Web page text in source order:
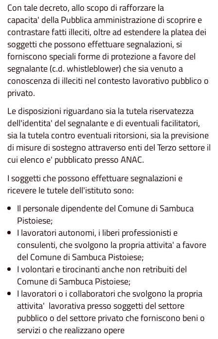
Con tale decreto, allo scopo di rafforzare la
capacita' della Pubblica amministrazione di scoprire e
contrastare fatti illeciti, oltre ad estendere la platea dei
soggetti che possono effettuare segnalazioni, si
forniscono speciali forme di protezione a favore del
segnalante (c.d. whistleblower) che sia venuto a
conoscenza di illeciti nel contesto lavorativo pubblico o
privato.
Le disposizioni riguardano sia la tutela riservatezza
dell'identita' del segnalante e di eventuali facilitatori,
sia la tutela contro eventuali ritorsioni, sia la previsione
di misure di sostegno attraverso enti del Terzo settore il
cui elenco e' pubblicato presso ANAC.
I soggetti che possono effettuare segnalazioni e
ricevere le tutele dell'istituto sono:
Il personale dipendente del Comune di Sambuca
Pistoiese;
I lavoratori autonomi, i liberi professionisti e
consulenti, che svolgono la propria attivita' a favore
del Comune di Sambuca Pistoiese;
I volontari e tirocinanti anche non retribuiti del
Comune di Sambuca Pistoiese;
I lavoratori o i collaboratori che svolgono la propria
attivita' lavorativa presso soggetti del settore
pubblico o del settore privato che forniscono beni o
servizi o che realizzano opere